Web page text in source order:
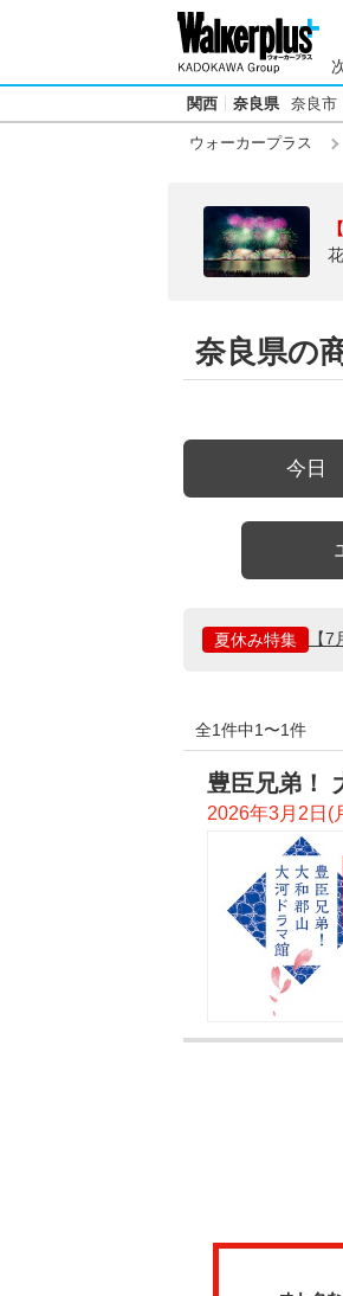
関西 奈良県 奈良市
ウォーカープラス
奈良県の
今日
夏休み特集 【
全1件中1〜1件
豊臣兄弟！
2026年3月2日(